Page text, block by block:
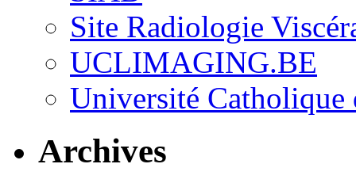
Site Radiologie
UCLIMAGING.BE
Université Catholique
Archives